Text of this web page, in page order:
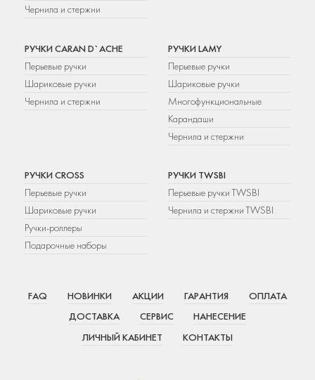
Чернила и стержни
РУЧКИ CARAN D`ACHE
Перьевые ручки
Шариковые ручки
Чернила и стержни
РУЧКИ LAMY
Перьевые ручки
Шариковые ручки
Многофункциональные
Карандаши
Чернила и стержни
РУЧКИ CROSS
Перьевые ручки
Шариковые ручки
Ручки-роллеры
Подарочные наборы
РУЧКИ TWSBI
Перьевые ручки TWSBI
Чернила и стержни TWSBI
FAQ НОВИНКИ АКЦИИ ГАРАНТИЯ
ОПЛАТА
ДОСТАВКА
СЕРВИС
НАНЕСЕНИЕ
ЛИЧНЫЙ КАБИНЕТ
КОНТАКТЫ